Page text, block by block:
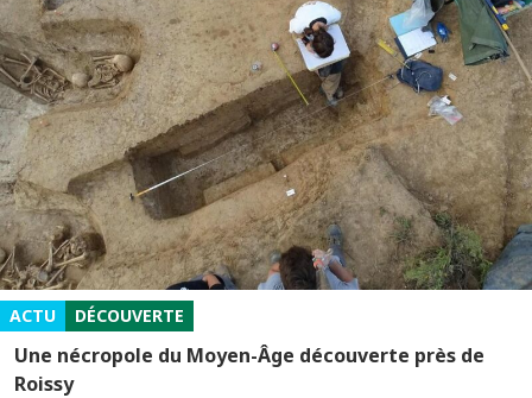
ACTU DÉCOUVERTE
Une nécropole du Moyen-Âge découverte près de
Roissy